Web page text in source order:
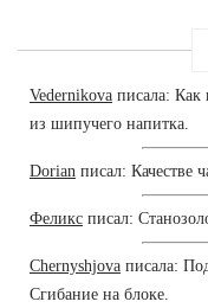
Vedernikova писала: Как
из шипучего напитка.
Dorian писал: Качестве
Феликс писал:
Chernyshjova писала:
Сгибание на блоке.